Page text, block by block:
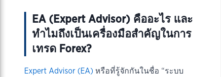
EA (Expert Advisor) คืออะไร และ
ทำไมถึงเป็นเครื่องมือสำคัญในการ
เทรด Forex?
Expert Advisor (EA) หรือที่รู้จักกันในชื่อ “ระบบ